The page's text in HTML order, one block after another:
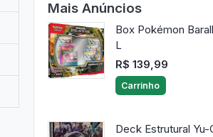
Mais Anúncios
Box Pokémon
L
R$ 139,99
Carrinho
Deck Estrutural